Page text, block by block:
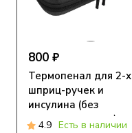
800 ₽
Термопенал для 2-х
шприц-ручек и
инсулина (без
гелевого пакета)
4.9 Есть в наличии